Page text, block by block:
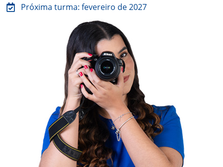
Próxima turma: fevereiro de 2027